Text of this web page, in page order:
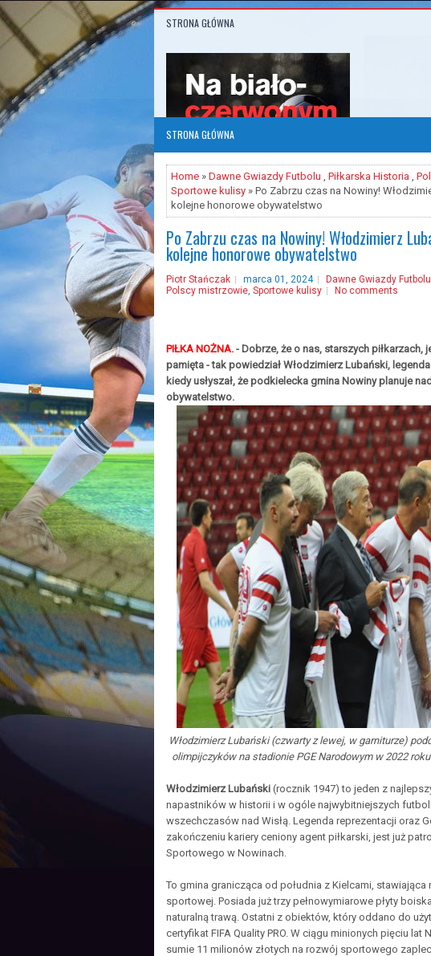
STRONA GŁÓWNA
STRONA GŁÓWNA
Home » Dawne Gwiazdy Futbolu , Piłkarska Historia ,
Sportowe kulisy » Po Zabrzu czas na Nowiny!
kolejne honorowe obywatelstwo
Po Zabrzu czas na Nowiny! Włodzimierz
kolejne honorowe obywatelstwo
Piotr Stańczak marca 01, 2024 Dawne Gwiazdy Futbolu
Polscy mistrzowie, Sportowe kulisy No comments
PIŁKA NOŻNA. - Dobrze, że o nas, starszych piłkarzach,
pamięta - tak powiedział Włodzimierz Lubański,
kiedy usłyszał, że podkielecka gmina Nowiny planuje
obywatelstwo.
Włodzimierz Lubański (czwarty z lewej, w garniturze)
olimpijczyków na stadionie PGE Narodowym w 2022
Włodzimierz Lubański (rocznik 1947) to jeden z
napastników w historii i w ogóle najwybitniejszych
wszechczasów nad Wisłą. Legenda reprezentacji oraz
zakończeniu kariery ceniony agent piłkarski, jest już
Sportowego w Nowinach.
To gmina granicząca od południa z Kielcami, stawiająca
sportowej. Posiada już trzy pełnowymiarowe płyty
naturalną trawą. Ostatni z obiektów, który oddano do
certyfikat FIFA Quality PRO. W ciągu minionych pięciu lat
sumie 11 milionów złotych na rozwój sportowego